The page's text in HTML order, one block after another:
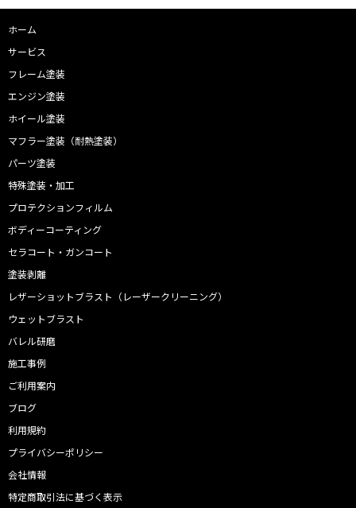
ホーム
サービス
フレーム塗装
エンジン塗装
ホイール塗装
マフラー塗装（耐熱塗装）
パーツ塗装
特殊塗装・加工
プロテクションフィルム
ボディーコーティング
セラコート・ガンコート
塗装剥離
レザーショットブラスト（レーザークリーニング）
ウェットブラスト
バレル研磨
施工事例
ご利用案内
ブログ
利用規約
プライバシーポリシー
会社情報
特定商取引法に基づく表示